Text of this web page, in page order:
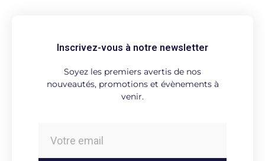
Inscrivez-vous à notre newsletter
Soyez les premiers avertis de nos
nouveautés, promotions et évènements à
venir.